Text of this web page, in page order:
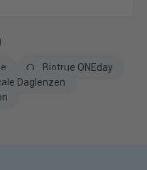
Biotrue ONEday
Daglenzen